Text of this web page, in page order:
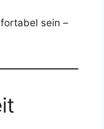
sein –